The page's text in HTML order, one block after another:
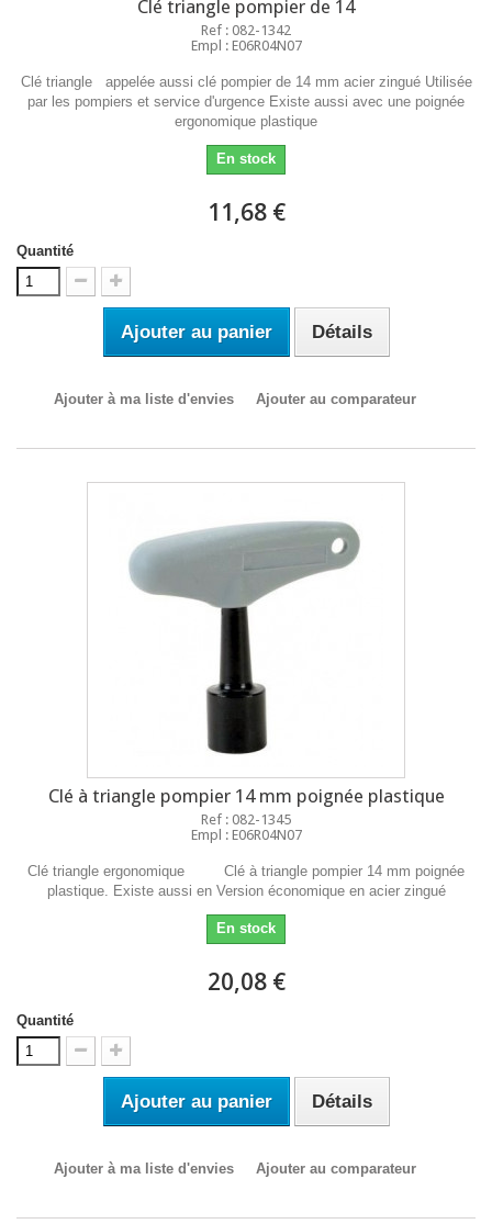
Clé triangle pompier de 14
Ref : 082-1342
Empl : E06R04N07
Clé triangle appelée aussi clé pompier de 14 mm acier zingué Utilisée
par les pompiers et service d'urgence Existe aussi avec une poignée
ergonomique plastique
En stock
11,68 €
Quantité
Ajouter au panier Détails
Ajouter à ma liste d'envies Ajouter au comparateur
Clé à triangle pompier 14 mm poignée plastique
Ref : 082-1345
Empl : E06R04N07
Clé triangle ergonomique Clé à triangle pompier 14 mm poignée
plastique. Existe aussi en Version économique en acier zingué
En stock
20,08 €
Quantité
Ajouter au panier Détails
Ajouter à ma liste d'envies Ajouter au comparateur